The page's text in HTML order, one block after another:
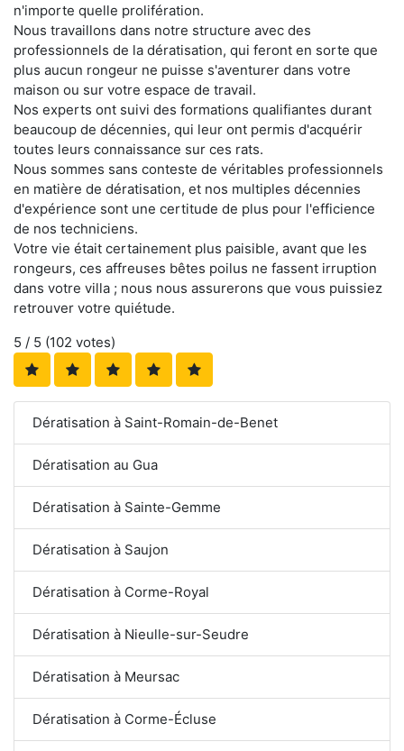
n'importe quelle prolifération.
Nous travaillons dans notre structure avec des
professionnels de la dératisation, qui feront en sorte que
plus aucun rongeur ne puisse s'aventurer dans votre
maison ou sur votre espace de travail.
Nos experts ont suivi des formations qualifiantes durant
beaucoup de décennies, qui leur ont permis d'acquérir
toutes leurs connaissance sur ces rats.
Nous sommes sans conteste de véritables professionnels
en matière de dératisation, et nos multiples décennies
d'expérience sont une certitude de plus pour l'efficience
de nos techniciens.
Votre vie était certainement plus paisible, avant que les
rongeurs, ces affreuses bêtes poilus ne fassent irruption
dans votre villa ; nous nous assurerons que vous puissiez
retrouver votre quiétude.
5 / 5 (102 votes)
Dératisation à Saint-Romain-de-Benet
Dératisation au Gua
Dératisation à Sainte-Gemme
Dératisation à Saujon
Dératisation à Corme-Royal
Dératisation à Nieulle-sur-Seudre
Dératisation à Meursac
Dératisation à Corme-Écluse